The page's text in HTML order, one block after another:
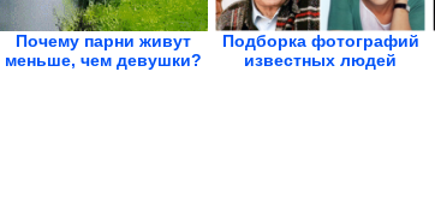
Почему парни живут
меньше, чем девушки?
Подборка фотографий
известных людей